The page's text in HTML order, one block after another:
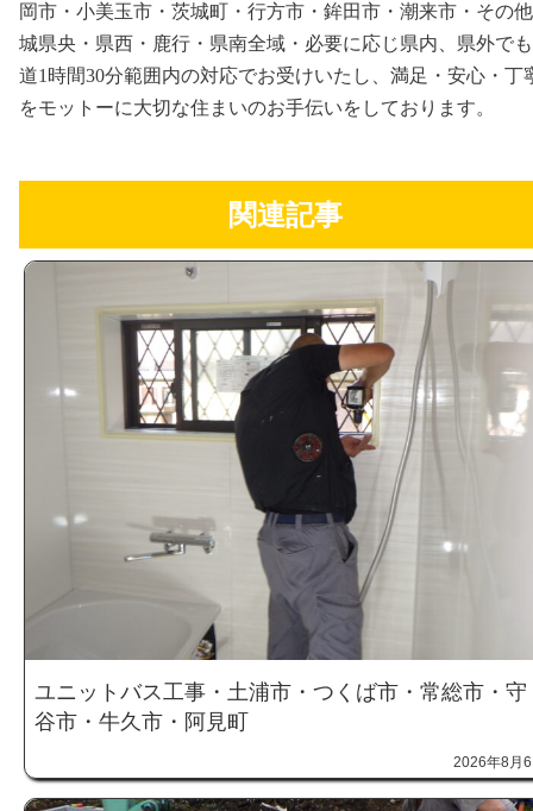
岡市・小美玉市・茨城町・行方市・鉾田市・潮来市・その
城県央・県西・鹿行・県南全域・必要に応じ県内、県外で
道1時間30分範囲内の対応でお受けいたし、満足・安心・丁
をモットーに大切な住まいのお手伝いをしております。
関連記事
ユニットバス工事・土浦市・つくば市・常総市・守
谷市・牛久市・阿見町
2026年8月